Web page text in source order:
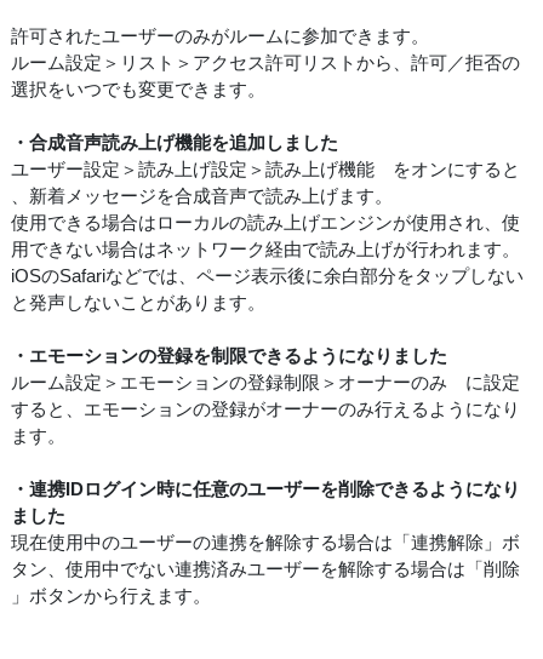
許可されたユーザーのみがルームに参加できます。
ルーム設定＞リスト＞アクセス許可リストから、許可／拒否の
選択をいつでも変更できます。
・合成音声読み上げ機能を追加しました
ユーザー設定＞読み上げ設定＞読み上げ機能 をオンにすると
、新着メッセージを合成音声で読み上げます。
使用できる場合はローカルの読み上げエンジンが使用され、使
用できない場合はネットワーク経由で読み上げが行われます。
iOSのSafariなどでは、ページ表示後に余白部分をタップしない
と発声しないことがあります。
・エモーションの登録を制限できるようになりました
ルーム設定＞エモーションの登録制限＞オーナーのみ に設定
すると、エモーションの登録がオーナーのみ行えるようになり
ます。
・連携IDログイン時に任意のユーザーを削除できるようになり
ました
現在使用中のユーザーの連携を解除する場合は「連携解除」ボ
タン、使用中でない連携済みユーザーを解除する場合は「削除
」ボタンから行えます。